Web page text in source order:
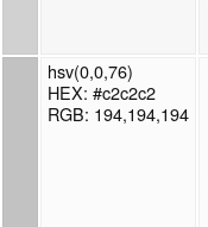
hsv(0,0,76)
HEX: #c2c2c2
RGB: 194,194,194